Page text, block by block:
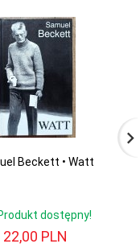
Beckett • Watt
dostępny!
22,00 PLN